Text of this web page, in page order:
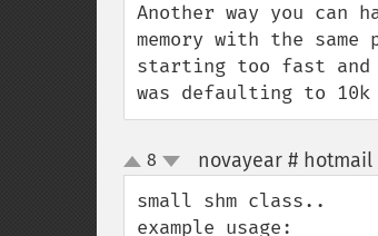
Another way you
memory with the
starting too fast and
was defaulting to 10k
up
down
8 novayear # hotmail
small shm class..
example usage: